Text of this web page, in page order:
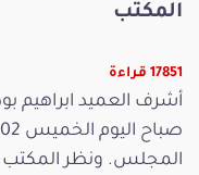
المكتب
17851 قراءة
أشرف العميد ابراهيم
المجلس. ونظر المكتب